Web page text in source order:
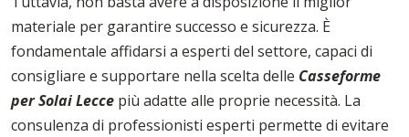
materiale per garantire successo e sicurezza. È
fondamentale affidarsi a esperti del settore, capaci di
consigliare e supportare nella scelta delle Casseforme
per Solai Lecce più adatte alle proprie necessità. La
consulenza di professionisti esperti permette di evitare